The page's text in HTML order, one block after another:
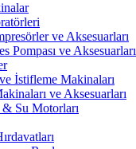
ve Aksesuarları
Pompası ve Aksesuarları
İstifleme Makinaları
ve Aksesuarları
& Su Motorları